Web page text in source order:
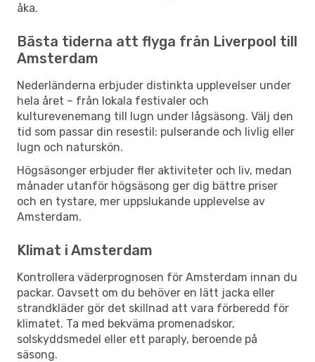
åka.
Bästa tiderna att flyga från Liverpool till
Amsterdam
Nederländerna erbjuder distinkta upplevelser under
hela året – från lokala festivaler och
kulturevenemang till lugn under lågsäsong. Välj den
tid som passar din resestil: pulserande och livlig eller
lugn och naturskön.
Högsäsonger erbjuder fler aktiviteter och liv, medan
månader utanför högsäsong ger dig bättre priser
och en tystare, mer uppslukande upplevelse av
Amsterdam.
Klimat i Amsterdam
Kontrollera väderprognosen för Amsterdam innan du
packar. Oavsett om du behöver en lätt jacka eller
strandkläder gör det skillnad att vara förberedd för
klimatet. Ta med bekväma promenadskor,
solskyddsmedel eller ett paraply, beroende på
säsong.